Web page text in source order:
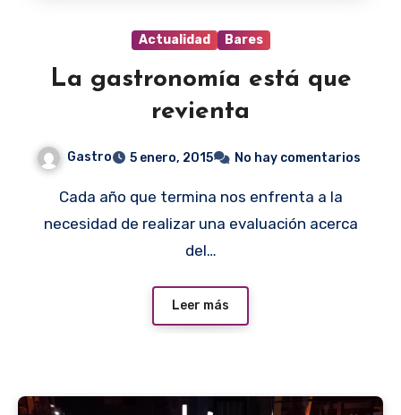
Actualidad Bares
La gastronomía está que
revienta
Gastro 5 enero, 2015 No hay comentarios
Cada año que termina nos enfrenta a la
necesidad de realizar una evaluación acerca
del…
Leer más